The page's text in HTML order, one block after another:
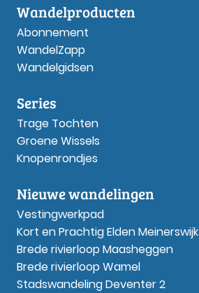
Wandelproducten
Abonnement
WandelZapp
Wandelgidsen
Series
Trage Tochten
Groene Wissels
Knopenrondjes
Nieuwe wandelingen
Vestingwerkpad
Kort en Prachtig Elden Meinerswijk
Brede rivierloop Maasheggen
Brede rivierloop Wamel
Stadswandeling Deventer 2